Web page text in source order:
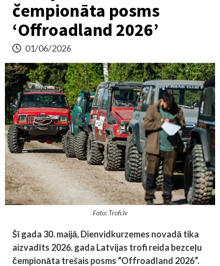
čempionāta posms
‘Offroadland 2026’
01/06/2026
Foto: Trofi.lv
Šī gada 30. maijā, Dienvidkurzemes novadā tika
aizvadīts 2026. gada Latvijas trofi reida bezceļu
čempionāta trešais posms “Offroadland 2026”.